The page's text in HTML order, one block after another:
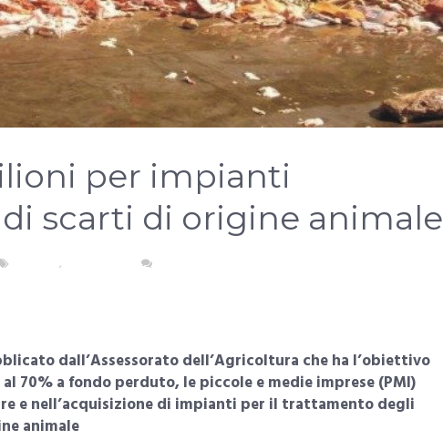
per impianti
scarti di origine animale
,
dall’Assessorato dell’Agricoltura che ha l’obiettivo
70% a fondo perduto, le piccole e medie imprese (PMI)
e nell’acquisizione di impianti per il trattamento degli
animale